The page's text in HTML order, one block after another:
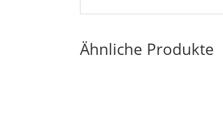
Ähnliche Produkte